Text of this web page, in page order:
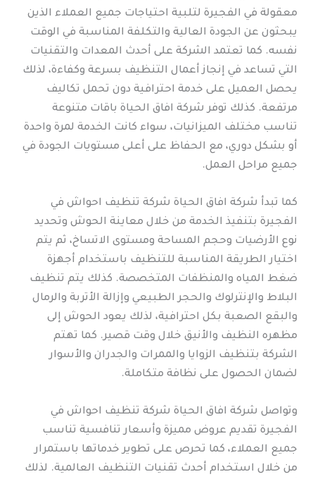
معقولة في الفجيرة لتلبية احتياجات جميع العملاء الذين
يبحثون عن الجودة العالية والتكلفة المناسبة في الوقت
نفسه. كما تعتمد الشركة على أحدث المعدات والتقنيات
التي تساعد في إنجاز أعمال التنظيف بسرعة وكفاءة، لذلك
يحصل العميل على خدمة احترافية دون تحمل تكاليف
مرتفعة. كذلك توفر شركة افاق الحياة باقات متنوعة
تناسب مختلف الميزانيات، سواء كانت الخدمة لمرة واحدة
أو بشكل دوري، مع الحفاظ على أعلى مستويات الجودة في
جميع مراحل العمل.
كما تبدأ شركة افاق الحياة شركة تنظيف احواش في
الفجيرة بتنفيذ الخدمة من خلال معاينة الحوش وتحديد
نوع الأرضيات وحجم المساحة ومستوى الاتساخ، ثم يتم
اختيار الطريقة المناسبة للتنظيف باستخدام أجهزة
ضغط المياه والمنظفات المتخصصة. كذلك يتم تنظيف
البلاط والإنترلوك والحجر الطبيعي وإزالة الأتربة والرمال
والبقع الصعبة بكل احترافية، لذلك يعود الحوش إلى
مظهره النظيف والأنيق خلال وقت قصير. كما تهتم
الشركة بتنظيف الزوايا والممرات والجدران والأسوار
لضمان الحصول على نظافة متكاملة.
وتواصل شركة افاق الحياة شركة تنظيف احواش في
الفجيرة تقديم عروض مميزة وأسعار تنافسية تناسب
جميع العملاء، كما تحرص على تطوير خدماتها باستمرار
من خلال استخدام أحدث تقنيات التنظيف العالمية. لذلك